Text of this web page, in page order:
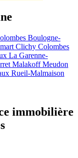
Boulogne-
Clichy Colombes
La Garenne-
MalakoffMeudon
Rueil-Malmaison
immobilière